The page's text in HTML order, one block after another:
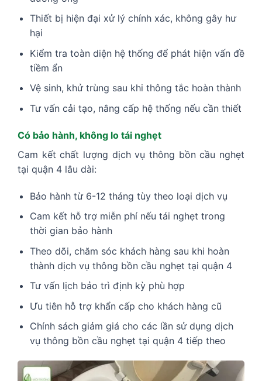
Thiết bị hiện đại xử lý chính xác, không gây hư
hại
Kiểm tra toàn diện hệ thống để phát hiện vấn đề
tiềm ẩn
Vệ sinh, khử trùng sau khi thông tắc hoàn thành
Tư vấn cải tạo, nâng cấp hệ thống nếu cần thiết
Có bảo hành, không lo tái nghẹt
Cam kết chất lượng dịch vụ thông bồn cầu nghẹt
tại quận 4 lâu dài:
Bảo hành từ 6-12 tháng tùy theo loại dịch vụ
Cam kết hỗ trợ miễn phí nếu tái nghẹt trong
thời gian bảo hành
Theo dõi, chăm sóc khách hàng sau khi hoàn
thành dịch vụ thông bồn cầu nghẹt tại quận 4
Tư vấn lịch bảo trì định kỳ phù hợp
Ưu tiên hỗ trợ khẩn cấp cho khách hàng cũ
Chính sách giảm giá cho các lần sử dụng dịch
vụ thông bồn cầu nghẹt tại quận 4 tiếp theo